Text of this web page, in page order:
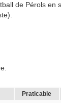
de Pérols
Praticable